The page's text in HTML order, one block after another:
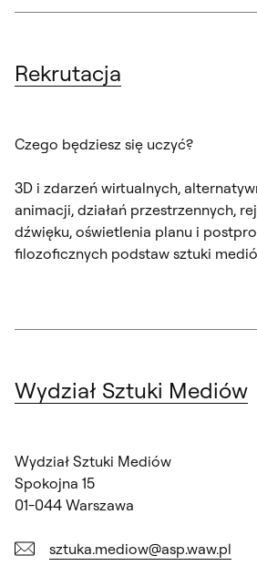
Rekrutacja
Czego będziesz się uczyć?
3D i zdarzeń wirtualnych,
animacji, działań przestrzennych,
dźwięku, oświetlenia planu i
filozoficznych podstaw sztuki
Wydział Sztuki Mediów
Wydział Sztuki Mediów
Spokojna 15
01-044 Warszawa
sztuka.mediow@asp.waw.pl